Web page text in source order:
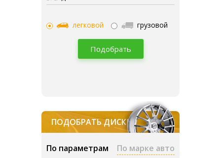
легковой грузовой
Подобрать
ПОДОБРАТЬ ДИСКИ
По параметрам По марке авто